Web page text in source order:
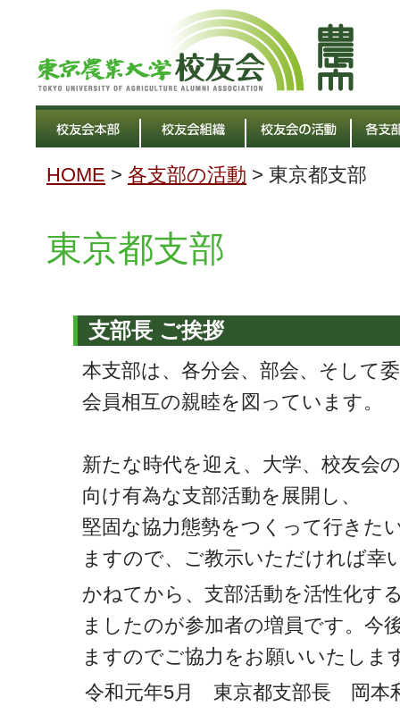
HOME > 各支部の活動 > 東京都支部
東京都支部
支部長 ご挨拶
本支部は、各分会、部会、そして
会員相互の親睦を図っています。
新たな時代を迎え、大学、校友会
向け有為な支部活動を展開し、
堅固な協力態勢をつくって行きた
ますので、ご教示いただければ幸
かねてから、支部活動を活性化す
ましたのが参加者の増員です。今
ますのでご協力をお願いいたしま
令和元年5月 東京都支部長 岡本